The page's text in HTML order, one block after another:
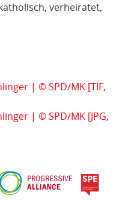
verheiratet,
| © SPD/MK [TIF,
| © SPD/MK [JPG,
Alliance